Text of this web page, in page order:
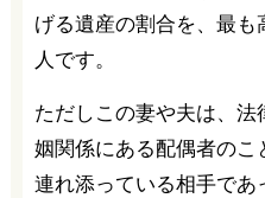
げる遺産の割合を、最
人です。
ただしこの妻や夫は、
姻関係にある配偶者の
連れ添っている相手であ